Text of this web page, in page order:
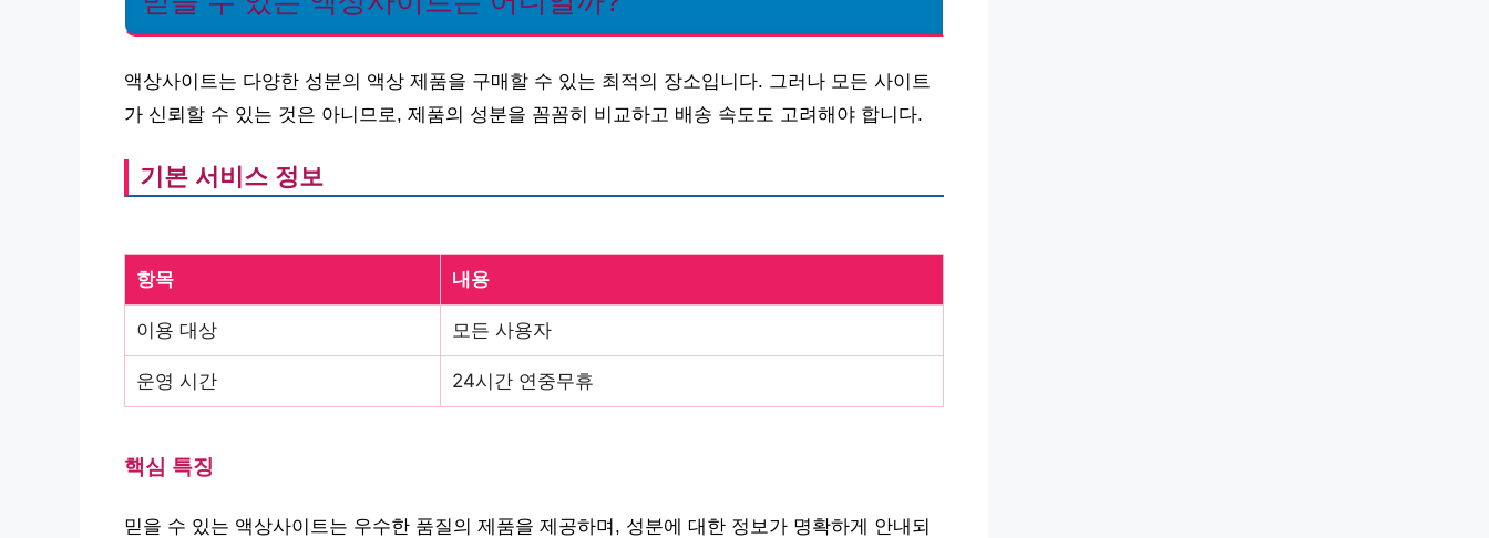
액상사이트는 다양한 성분의 액상 제품을 구매할 수 있는 최적의 장소입니다. 그러나 모든 사이트
가 신뢰할 수 있는 것은 아니므로, 제품의 성분을 꼼꼼히 비교하고 배송 속도도 고려해야 합니다.
기본 서비스 정보
항목 내용
이용 대상 모든 사용자
운영 시간 24시간 연중무휴
핵심 특징
믿을 수 있는 액상사이트는 우수한 품질의 제품을 제공하며, 성분에 대한 정보가 명확하게 안내되